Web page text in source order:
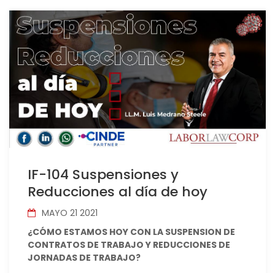
IF-104 Suspensiones y
Reducciones al día de hoy
MAYO 21 2021
¿CÓMO ESTAMOS HOY CON LA SUSPENSION DE
CONTRATOS DE TRABAJO Y REDUCCIONES DE
JORNADAS DE TRABAJO?